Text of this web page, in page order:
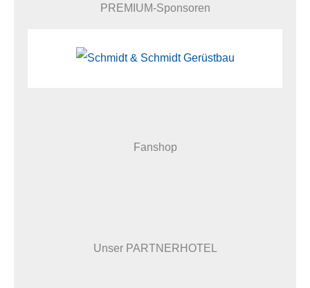
PREMIUM-Sponsoren
Fanshop
Unser PARTNERHOTEL